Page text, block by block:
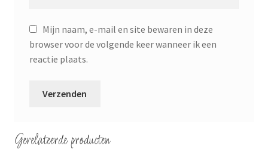
Mijn naam, e-mail en site bewaren in deze
browser voor de volgende keer wanneer ik een
reactie plaats.
Gerelateerde producten